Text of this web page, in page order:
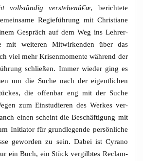
voll­stän­dig verstehenâ€œ, berich­te­te
Regie­füh­rung mit Chris­tia­ne
Gespräch auf dem Weg ins Leh­rer­
mit wei­te­ren Mit­wir­ken­den über das
viel mehr Kri­sen­mo­men­te wäh­rend der
schlie­ßen. Immer wie­der ging es
um die Suche nach der eigent­li­chen
die offen­bar eng mit der Suche
zum Ein­stu­die­ren des Wer­kes ver­
einen scheint die Beschäf­ti­gung mit
Initia­tor für grund­le­gen­de per­sön­li­che
gewor­den zu sein. Dabei ist Cyra­no
ein Buch, ein Stück ver­gilb­tes Reclam­